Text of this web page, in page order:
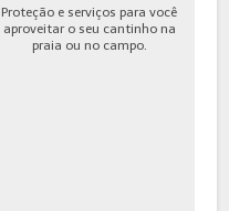
Proteção e serviços para você
aproveitar o seu cantinho na
praia ou no campo.